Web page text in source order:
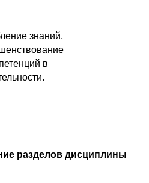
знаний,
в
разделов дисциплины